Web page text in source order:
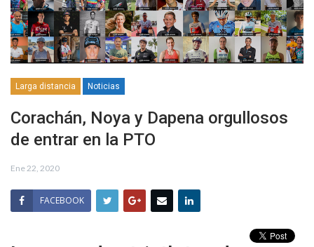
Larga distancia Noticias
Corachán, Noya y Dapena orgullosos
de entrar en la PTO
Ene 22, 2020
FACEBOOK